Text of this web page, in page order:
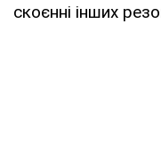
скоєнні інших